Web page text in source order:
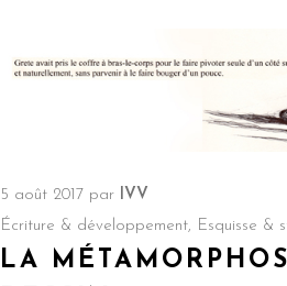
5 août 2017 par IVV
Écriture & développement, Esquisse &
LA